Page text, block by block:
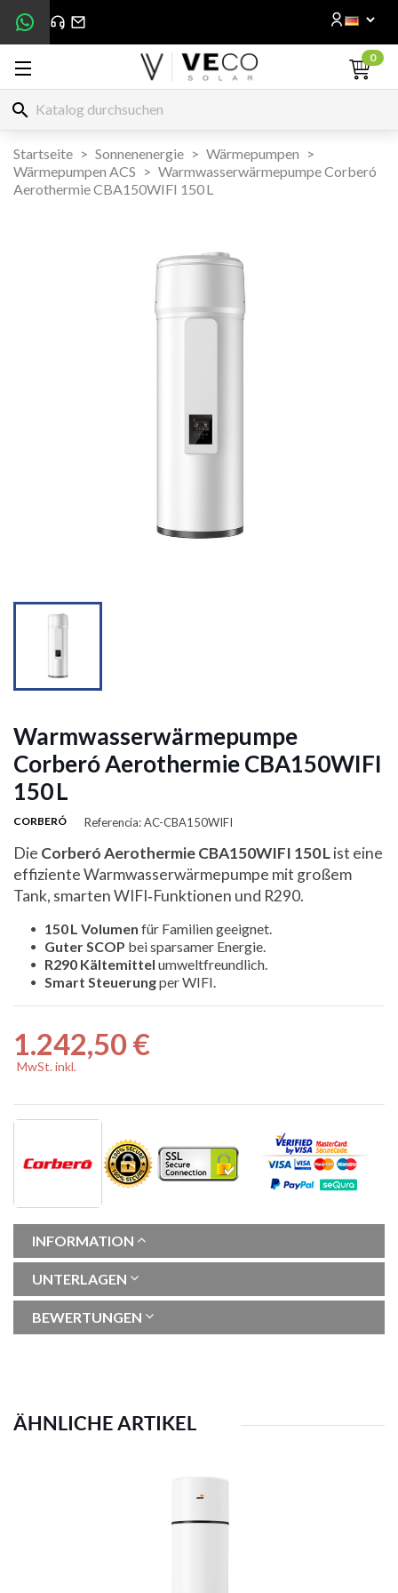
0
search
Startseite Sonnenenergie
Wärmepumpen
Wärmepumpen ACS
Warmwasserwärmepumpe Corberó
Aerothermie CBA150WIFI 150 L
Warmwasserwärmepumpe
Corberó Aerothermie CBA150WIFI
150 L
CORBERÓ Referencia: AC-CBA150WIFI
Die Corberó Aerothermie CBA150WIFI 150 List eine
effiziente Warmwasserwärmepumpe mit großem
Tank, smarten WIFI‑Funktionen und R290.
150 L Volumen für Familien geeignet.
Guter SCOP bei sparsamer Energie.
R290 Kältemittel umweltfreundlich.
Smart Steuerungper WIFI.
1.242,50 €
MwSt. inkl.
INFORMATION
UNTERLAGEN
BEWERTUNGEN
ÄHNLICHE ARTIKEL